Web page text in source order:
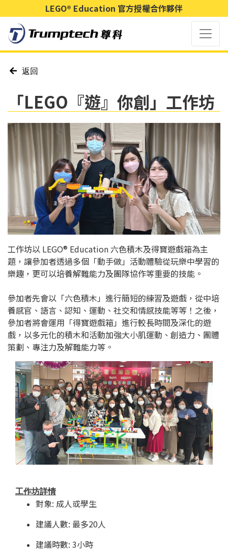
LEGO® Education 官方授權合作夥伴
返回
「LEGO『遊』你創」工作坊
工作坊以 LEGO® Education 六色積木及得寶遊戲箱為主
題，讓參加者透過多個「動手做」活動體驗從玩樂中學習的
樂趣，更可以培養解難能力及團隊協作等重要的技能。
參加者先會以「六色積木」進行簡短的練習及遊戲，從中培
養感官、語言、認知、運動、社交和情感技能等等！之後，
參加者將會運用「得寶遊戲箱」進行較長時間及深化的遊
戲，以多元化的積木和活動加強大小肌運動、創造⼒、團體
策劃、專注⼒及解難能⼒等。
工作坊詳情
對象: 成人或學生
建議人數: 最多20人
建議時數: 3小時